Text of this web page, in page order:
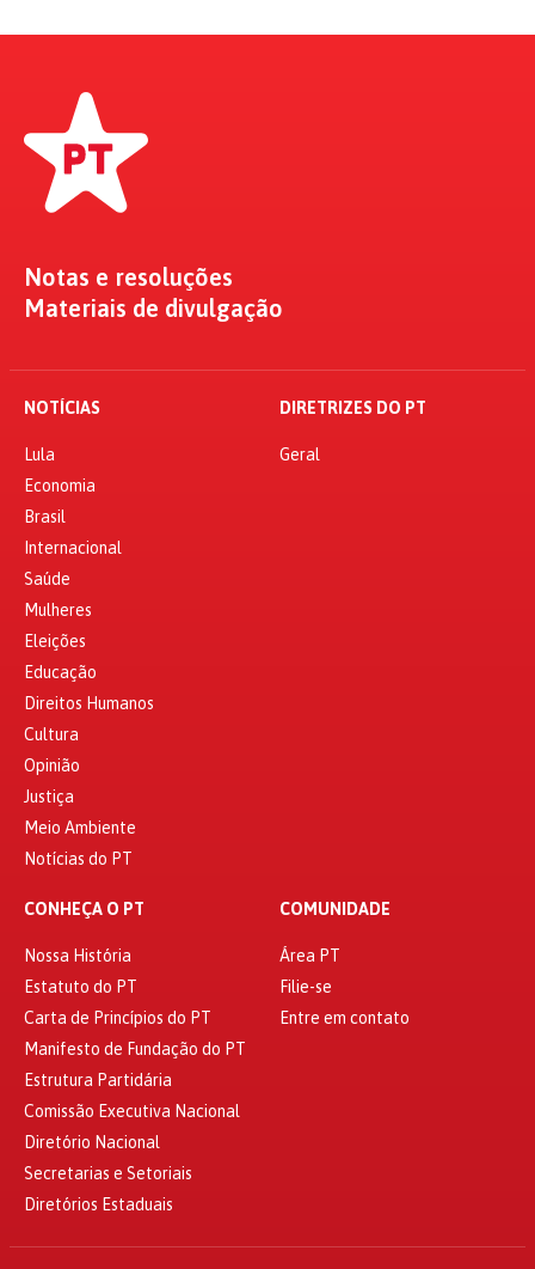
Notas e resoluções
Materiais de divulgação
NOTÍCIAS
Lula
Economia
Brasil
Internacional
Saúde
Mulheres
Eleições
Educação
Direitos Humanos
Cultura
Opinião
Justiça
Meio Ambiente
Notícias do PT
DIRETRIZES DO PT
Geral
CONHEÇA O PT
Nossa História
Estatuto do PT
Carta de Princípios do PT
Manifesto de Fundação do PT
Estrutura Partidária
Comissão Executiva Nacional
Diretório Nacional
Secretarias e Setoriais
Diretórios Estaduais
COMUNIDADE
Área PT
Filie-se
Entre em contato